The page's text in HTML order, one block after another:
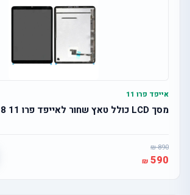
אייפד פרו 11
מסך LCD כולל טאץ שחור לאייפד פרו 11 2018 & 2020
890
590